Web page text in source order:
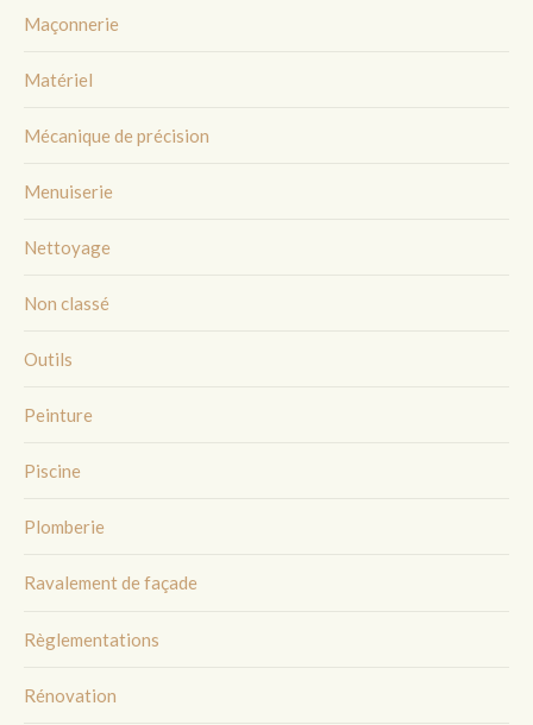
Maçonnerie
Matériel
Mécanique de précision
Menuiserie
Nettoyage
Non classé
Outils
Peinture
Piscine
Plomberie
Ravalement de façade
Règlementations
Rénovation